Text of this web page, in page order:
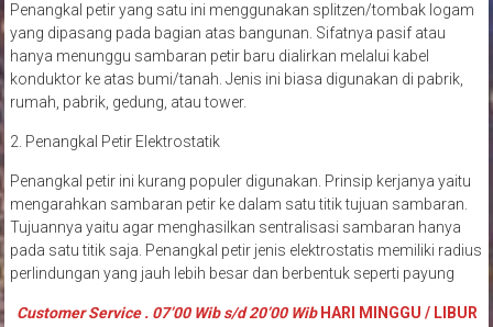
Penangkal petir yang satu ini menggunakan splitzen/tombak logam
yang dipasang pada bagian atas bangunan. Sifatnya pasif atau
hanya menunggu sambaran petir baru dialirkan melalui kabel
konduktor ke atas bumi/tanah. Jenis ini biasa digunakan di pabrik,
rumah, pabrik, gedung, atau tower.
2. Penangkal Petir Elektrostatik
Penangkal petir ini kurang populer digunakan. Prinsip kerjanya yaitu
mengarahkan sambaran petir ke dalam satu titik tujuan sambaran.
Tujuannya yaitu agar menghasilkan sentralisasi sambaran hanya
pada satu titik saja. Penangkal petir jenis elektrostatis memiliki radius
perlindungan yang jauh lebih besar dan berbentuk seperti payung
Customer Service . 07’00 Wib s/d 20’00 WibHARI MINGGU / LIBUR